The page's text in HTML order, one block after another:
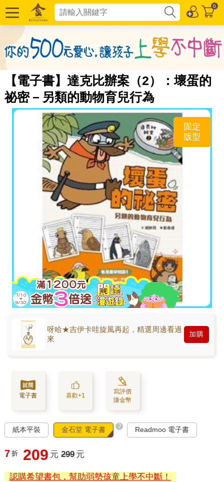
0
【電子書】達克比辦案（2）：壞蛋的
祕密－另類的動物育兒行為
固定
版型
呀哈★吉伊卡哇旋風再起，精選周邊看過
來
加購
電子書 喜歡+1
寫評價
賺金幣
紙本平裝 金石堂 電子書 ? Readmoo 電子書
7 折 209 元 299 元
認購希望書包，幫助弱勢孩童上學不中斷！